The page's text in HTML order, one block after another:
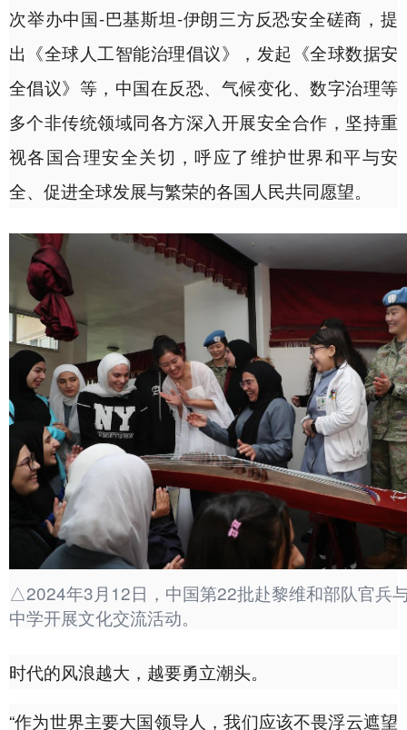
次举办中国-巴基斯坦-伊朗三方反恐安全磋商，提
出《全球人工智能治理倡议》，发起《全球数据安
全倡议》等，中国在反恐、气候变化、数字治理等
多个非传统领域同各方深入开展安全合作，坚持重
视各国合理安全关切，呼应了维护世界和平与安
全、促进全球发展与繁荣的各国人民共同愿望。
△2024年3月12日，中国第22批赴黎维和部队官兵
中学开展文化交流活动。
时代的风浪越大，越要勇立潮头。
“作为世界主要大国领导人，我们应该不畏浮云遮望